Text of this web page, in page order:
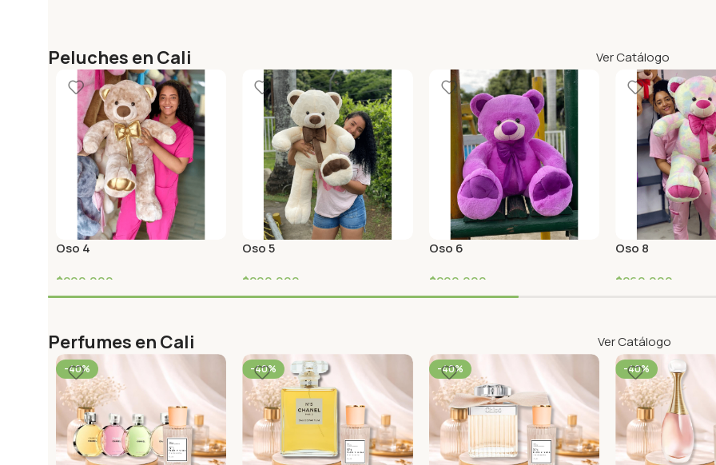
Peluches en Cali Ver Catálogo
Oso 4
$200,000
Oso 5
$200,000
Oso 6
$200,000
Oso 8
$260,000
Perfumes en Cali Ver Catálogo
-40% -40% -40% -40%